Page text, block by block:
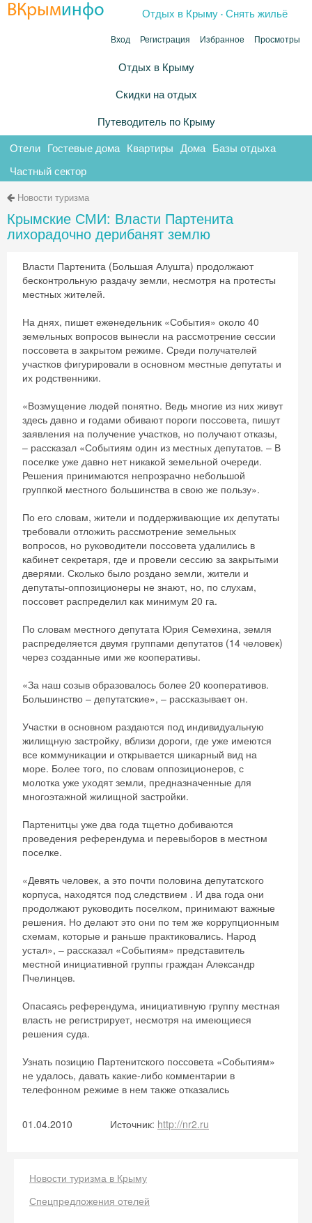
ВКрыминфо Отдых в Крыму .Снять жильё
Вход Регистрация Избранное Просмотры
Отдых в Крыму
Скидки на отдых
Путеводитель по Крыму
Отели Гостевые дома Квартиры Дома Базы отдыха
Частный сектор
Новости туризма
Крымские СМИ: Власти Партенита
лихорадочно дерибанят землю
Власти Партенита (Большая Алушта) продолжают
бесконтрольную раздачу земли, несмотря на протесты
местных жителей.
На днях, пишет еженедельник «События» около 40
земельных вопросов вынесли на рассмотрение сессии
поссовета в закрытом режиме. Среди получателей
участков фигурировали в основном местные депутаты и
их родственники.
«Возмущение людей понятно. Ведь многие из них живут
здесь давно и годами обивают пороги поссовета, пишут
заявления на получение участков, но получают отказы,
– рассказал «Событиям один из местных депутатов. – В
поселке уже давно нет никакой земельной очереди.
Решения принимаются непрозрачно небольшой
группкой местного большинства в свою же пользу».
По его словам, жители и поддерживающие их депутаты
требовали отложить рассмотрение земельных
вопросов, но руководители поссовета удалились в
кабинет секретаря, где и провели сессию за закрытыми
дверями. Сколько было роздано земли, жители и
депутаты-оппозиционеры не знают, но, по слухам,
поссовет распределил как минимум 20 га.
По словам местного депутата Юрия Семехина, земля
распределяется двумя группами депутатов (14 человек)
через созданные ими же кооперативы.
«За наш созыв образовалось более 20 кооперативов.
Большинство – депутатские», – рассказывает он.
Участки в основном раздаются под индивидуальную
жилищную застройку, вблизи дороги, где уже имеются
все коммуникации и открывается шикарный вид на
море. Более того, по словам оппозиционеров, с
молотка уже уходят земли, предназначенные для
многоэтажной жилищной застройки.
Партенитцы уже два года тщетно добиваются
проведения референдума и перевыборов в местном
поселке.
«Девять человек, а это почти половина депутатского
корпуса, находятся под следствием . И два года они
продолжают руководить поселком, принимают важные
решения. Но делают это они по тем же коррупционным
схемам, которые и раньше практиковались. Народ
устал», – рассказал «Событиям» представитель
местной инициативной группы граждан Александр
Пчелинцев.
Опасаясь референдума, инициативную группу местная
власть не регистрирует, несмотря на имеющиеся
решения суда.
Узнать позицию Партенитского поссовета «Событиям»
не удалось, давать какие-либо комментарии в
телефонном режиме в нем также отказались
01.04.2010 Источник: http://nr2.ru
Новости туризма в Крыму
Спецпредложения отелей
Скидка −5%
Хочешь дешевле? Оставь почту и получи
промокод на первое бронирование!